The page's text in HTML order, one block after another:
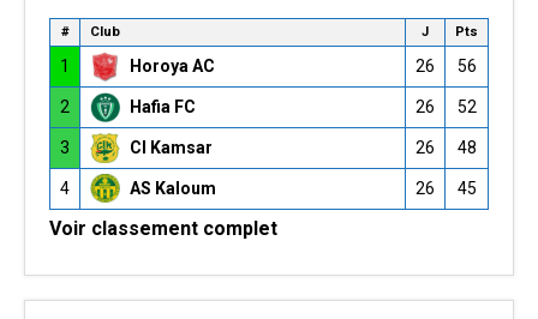
# Club J Pts
1 Horoya AC 26 56
2 Hafia FC 26 52
3 CI Kamsar 26 48
4 AS Kaloum 26 45
Voir classement complet